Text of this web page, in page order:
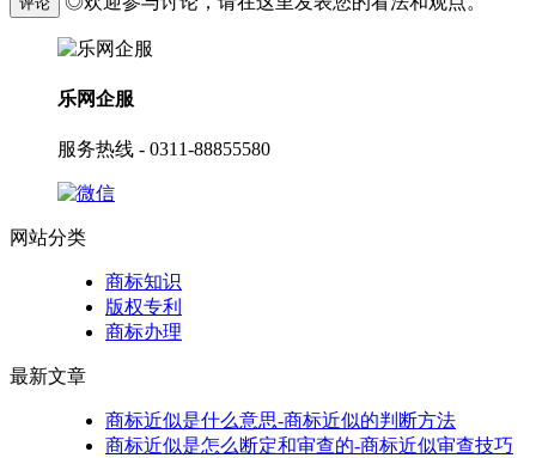
乐网企服
服务热线 - 0311-88855580
网站分类
商标知识
版权专利
商标办理
最新文章
商标近似是什么意思-商标近似的判断方法
商标近似是怎么断定和审查的-商标近似审查技巧